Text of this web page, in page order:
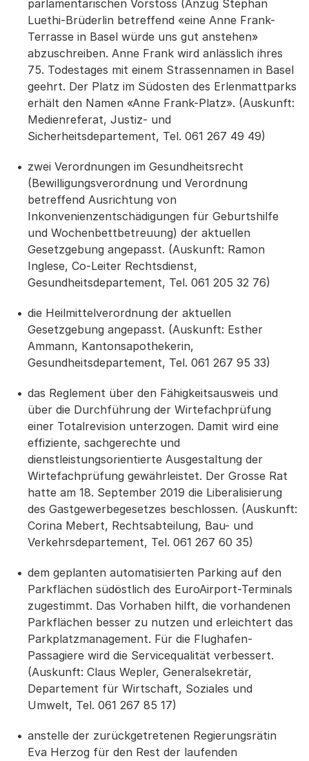
parlamentarischen Vorstoss (Anzug Stephan
Luethi-Brüderlin betreffend «eine Anne Frank-
Terrasse in Basel würde uns gut anstehen»
abzuschreiben. Anne Frank wird anlässlich ihres
75. Todestages mit einem Strassennamen in Basel
geehrt. Der Platz im Südosten des Erlenmattparks
erhält den Namen «Anne Frank-Platz». (Auskunft:
Medienreferat, Justiz- und
Sicherheitsdepartement, Tel. 061 267 49 49)
zwei Verordnungen im Gesundheitsrecht
(Bewilligungsverordnung und Verordnung
betreffend Ausrichtung von
Inkonvenienzentschädigungen für Geburtshilfe
und Wochenbettbetreuung) der aktuellen
Gesetzgebung angepasst. (Auskunft: Ramon
Inglese, Co-Leiter Rechtsdienst,
Gesundheitsdepartement, Tel. 061 205 32 76)
die Heilmittelverordnung der aktuellen
Gesetzgebung angepasst. (Auskunft: Esther
Ammann, Kantonsapothekerin,
Gesundheitsdepartement, Tel. 061 267 95 33)
das Reglement über den Fähigkeitsausweis und
über die Durchführung der Wirtefachprüfung
einer Totalrevision unterzogen. Damit wird eine
effiziente, sachgerechte und
dienstleistungsorientierte Ausgestaltung der
Wirtefachprüfung gewährleistet. Der Grosse Rat
hatte am 18. September 2019 die Liberalisierung
des Gastgewerbegesetzes beschlossen. (Auskunft:
Corina Mebert, Rechtsabteilung, Bau- und
Verkehrsdepartement, Tel. 061 267 60 35)
dem geplanten automatisierten Parking auf den
Parkflächen südöstlich des EuroAirport-Terminals
zugestimmt. Das Vorhaben hilft, die vorhandenen
Parkflächen besser zu nutzen und erleichtert das
Parkplatzmanagement. Für die Flughafen-
Passagiere wird die Servicequalität verbessert.
(Auskunft: Claus Wepler, Generalsekretär,
Departement für Wirtschaft, Soziales und
Umwelt, Tel. 061 267 85 17)
anstelle der zurückgetretenen Regierungsrätin
Eva Herzog für den Rest der laufenden